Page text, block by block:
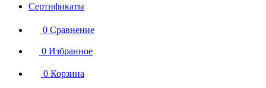
Сертификаты
0 Сравнение
0 Избранное
0 Корзина